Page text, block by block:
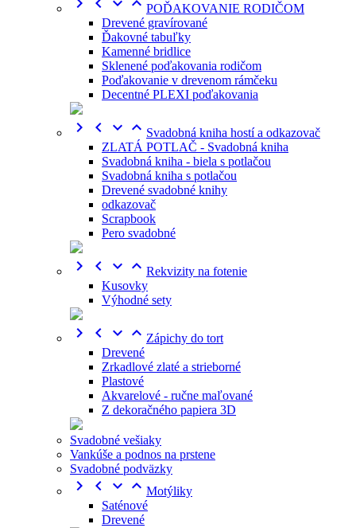
POĎAKOVANIE RODIČOM
Drevené gravírované
Ďakovné tabuľky
Kamenné bridlice
Sklenené poďakovania rodičom
Poďakovanie v drevenom rámčeku
Decentné PLEXI poďakovania
    Svadobná kniha hostí a odkazovač
ZLATÁ POTLAČ - Svadobná kniha
Svadobná kniha - biela s potlačou
Svadobná kniha s potlačou
Drevené svadobné knihy
odkazovač
Scrapbook
Pero svadobné
    Rekvizity na fotenie
Kusovky
Výhodné sety
    Zápichy do tort
Drevené
Zrkadlové zlaté a strieborné
Plastové
Akvarelové - ručne maľované
Z dekoračného papiera 3D
Svadobné vešiaky
Vankúše a podnos na prstene
Svadobné podväzky
    Motýliky
Saténové
Drevené